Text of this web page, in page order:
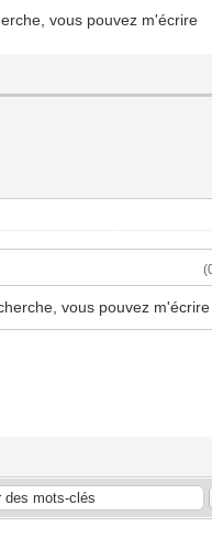
vous pouvez m'écrire
vous pouvez m'écrire